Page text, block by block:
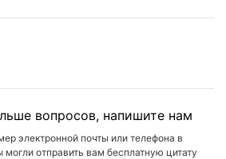
вопросов, напишите нам
электронной почты или телефона в
отправить вам бесплатную цитату